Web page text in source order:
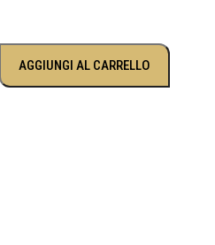
AGGIUNGI AL CARRELLO